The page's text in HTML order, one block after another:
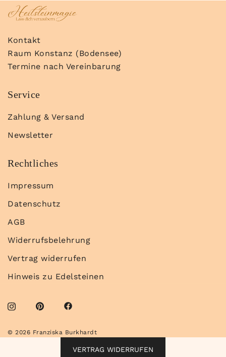
Kontakt
Raum Konstanz (Bodensee)
Termine nach Vereinbarung
Service
Zahlung & Versand
Newsletter
Rechtliches
Impressum
Datenschutz
AGB
Widerrufsbelehrung
Vertrag widerrufen
Hinweis zu Edelsteinen
© 2026 Franziska Burkhardt
VERTRAG WIDERRUFEN